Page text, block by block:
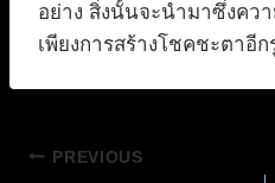
อย่าง สิ่งนั้นจะนำมาซึ่งคว
เพียงการสร้างโชคชะตา
แนะแนว
PREVIOUS